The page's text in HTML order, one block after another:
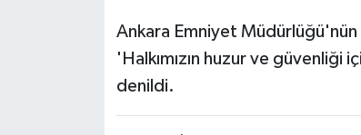
Ankara Emniyet Müdürlüğü'nün
'Halkımızın huzur ve güvenliği
denildi.